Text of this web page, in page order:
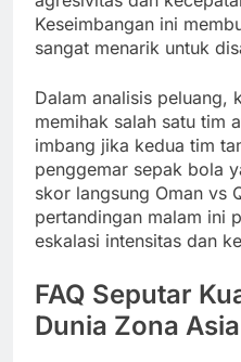
Keseimbangan ini
sangat menarik untuk
Dalam analisis peluang,
memihak salah satu tim
imbang jika kedua tim
penggemar sepak bola
skor langsung Oman vs
pertandingan malam ini
eskalasi intensitas dan
FAQ Seputar
Dunia Zona Asia